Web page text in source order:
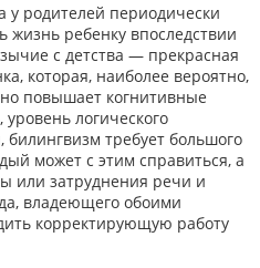
у родителей периодически
жизнь ребенку впоследствии
с детства — прекрасная
которая, наиболее вероятно,
повышает когнитивные
логического
требует большого
может с этим справиться, а
или затруднения речи и
владеющего обоими
корректирующую работу